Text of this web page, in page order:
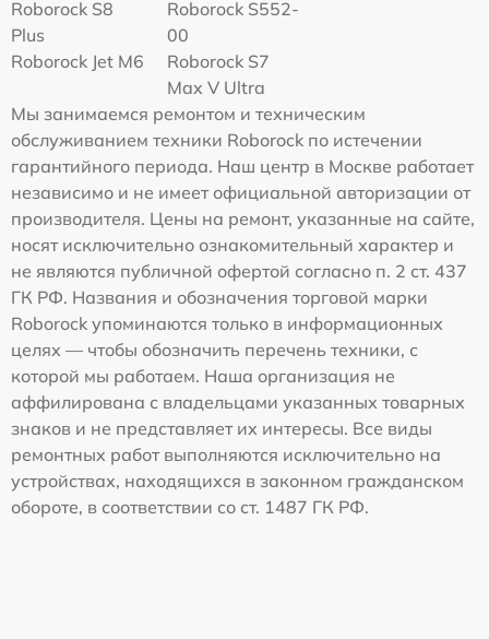
Roborock S8
Plus
Roborock S552-
00
Roborock Jet M6
Roborock S7
Max V Ultra
Мы занимаемся ремонтом и техническим
обслуживанием техники Roborock по истечении
гарантийного периода. Наш центр в Москве работает
независимо и не имеет официальной авторизации от
производителя. Цены на ремонт, указанные на сайте,
носят исключительно ознакомительный характер и
не являются публичной офертой согласно п. 2 ст. 437
ГК РФ. Названия и обозначения торговой марки
Roborock упоминаются только в информационных
целях — чтобы обозначить перечень техники, с
которой мы работаем. Наша организация не
аффилирована с владельцами указанных товарных
знаков и не представляет их интересы. Все виды
ремонтных работ выполняются исключительно на
устройствах, находящихся в законном гражданском
обороте, в соответствии со ст. 1487 ГК РФ.